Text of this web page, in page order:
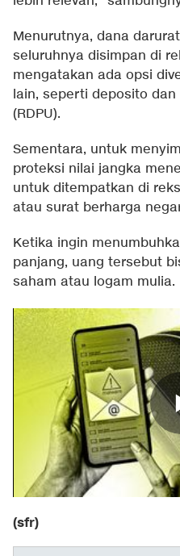
Menurutnya, dana
seluruhnya disimpan di
mengatakan ada opsi
lain, seperti deposito
(RDPU).
Sementara, untuk
proteksi nilai jangka
untuk ditempatkan di
atau surat berharga
Ketika ingin
panjang, uang tersebut
saham atau logam mulia.
(sfr)